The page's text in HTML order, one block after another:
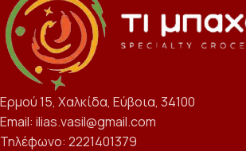
Ερμού 15, Χαλκίδα, Εύβοια, 34100
Email: ilias.vasil@gmail.com
Τηλέφωνο: 2221401379